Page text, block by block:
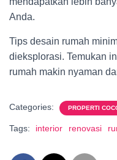
Anda.
Tips desain rumah
dieksplorasi. Temukan
rumah makin nyaman
Categories: PROPERTI
Tags: interior renovasi